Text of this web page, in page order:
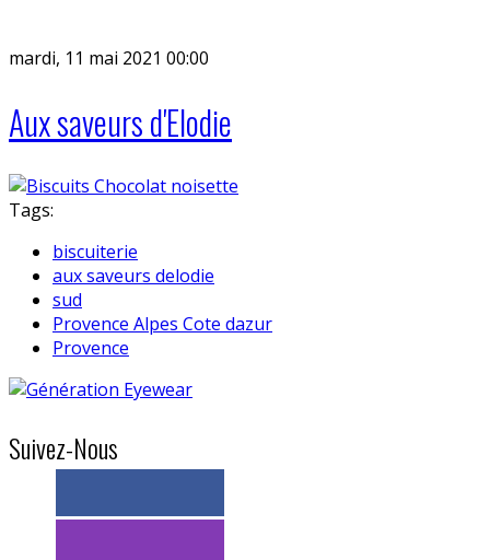
mardi, 11 mai 2021 00:00
Aux saveurs d'Elodie
Tags:
biscuiterie
aux saveurs delodie
sud
Provence Alpes Cote dazur
Provence
Suivez-Nous
> 11k abonnés